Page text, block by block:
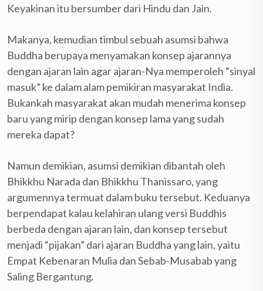
Keyakinan itu bersumber dari Hindu dan Jain.
Makanya, kemudian timbul sebuah asumsi bahwa
Buddha berupaya menyamakan konsep ajarannya
dengan ajaran lain agar ajaran-Nya memperoleh “sinyal
masuk” ke dalam alam pemikiran masyarakat India.
Bukankah masyarakat akan mudah menerima konsep
baru yang mirip dengan konsep lama yang sudah
mereka dapat?
Namun demikian, asumsi demikian dibantah oleh
Bhikkhu Narada dan Bhikkhu Thanissaro, yang
argumennya termuat dalam buku tersebut. Keduanya
berpendapat kalau kelahiran ulang versi Buddhis
berbeda dengan ajaran lain, dan konsep tersebut
menjadi “pijakan” dari ajaran Buddha yang lain, yaitu
Empat Kebenaran Mulia dan Sebab-Musabab yang
Saling Bergantung.